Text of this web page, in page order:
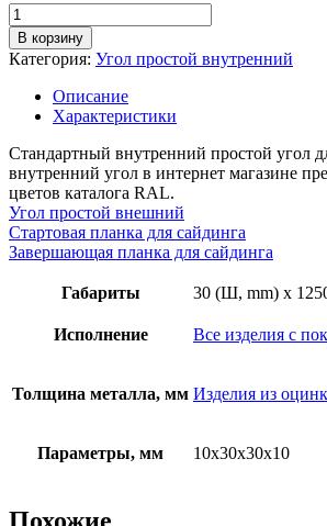
Количество
товара
Угол
простой
внутренний,
грань
длина
1,25м,
толщина
металла
0,45
мм,
В корзину
Категория: Угол простой внутренний
Описание
Характеристики
Стандартный внутренний простой угол
внутренний угол в интернет магазине
цветов каталога RAL.
Угол простой внешний
Стартовая планка для сайдинга
Завершающая планка для сайдинга
Габариты 30 (Ш, mm) x
Исполнение Все изделия с
Толщина металла, мм Изделия из
Параметры, мм 10х30х30х10
Похожие